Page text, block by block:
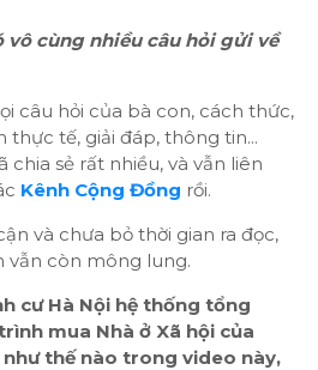
vô cùng nhiều câu hỏi gửi về
câu hỏi của bà con, cách thức,
thực tế, giải đáp, thông tin...
sẻ rất nhiều, và vẫn liên
Kênh Cộng Đồng rồi.
và chưa bỏ thời gian ra đọc,
vẫn còn mông lung.
cư Hà Nội hệ thống tổng
mua Nhà ở Xã hội của
thế nào trong video này,